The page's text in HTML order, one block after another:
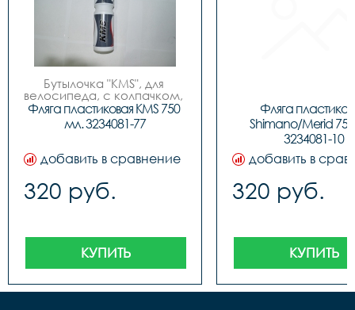
Бутылочка "KMS", для
велосипеда, с колпачком,
пластиковая, 750мл, 3
цвета (бело/синие, бело/
красные, бело/зеленые),
Фляга пластиковая KMS 750
мл. 3234081-77
добавить в сравнение
320 руб.
КУПИТЬ
Фляга
Shimano/Merid
3234081-10
добавить в
320 руб.
КУПИТЬ